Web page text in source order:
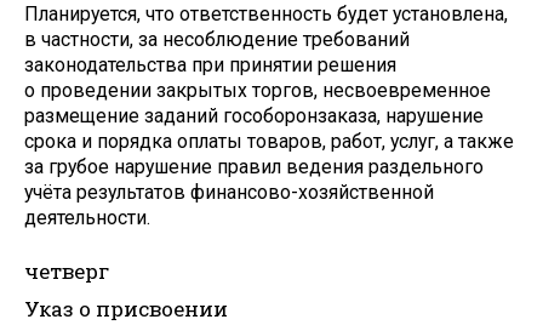
Планируется, что ответственность будет установлена,
в частности, за несоблюдение требований
законодательства при принятии решения
о проведении закрытых торгов, несвоевременное
размещение заданий гособоронзаказа, нарушение
срока и порядка оплаты товаров, работ, услуг, а также
за грубое нарушение правил ведения раздельного
учёта результатов финансово-хозяйственной
деятельности.
четверг
Указ о присвоении